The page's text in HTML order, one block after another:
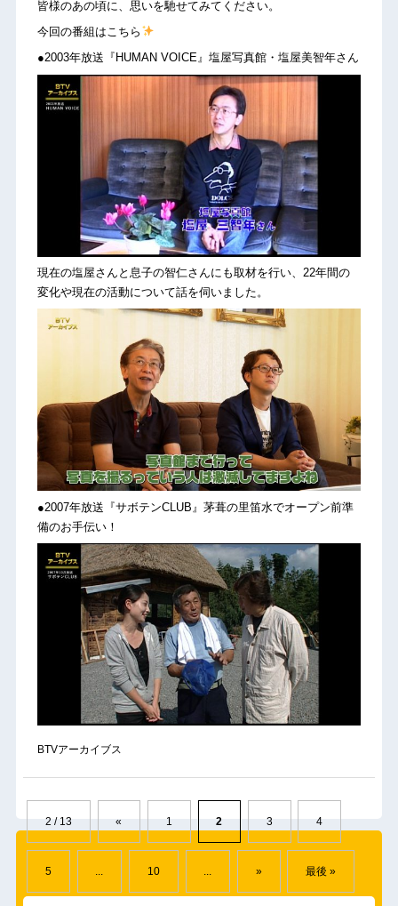
皆様のあの頃に、思いを馳せてみてください。
今回の番組はこちら
●2003年放送『HUMAN VOICE』塩屋写真館・塩屋美智年さん
現在の塩屋さんと息子の智仁さんにも取材を行い、22年間の
変化や現在の活動について話を伺いました。
●2007年放送『サボテンCLUB』茅葺の里笛水でオープン前準
備のお手伝い！
BTVアーカイブス
2 / 13 « 1 2 3 4
5 ... 10 ... » 最後 »